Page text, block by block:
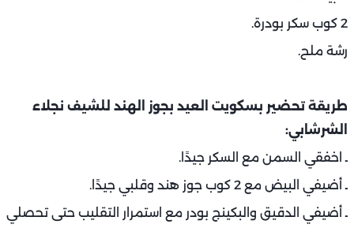
2 كوب سكر بودرة.
رشة ملح.
طريقة تحضير بسكويت العيد بجوز الهند للشيف نجلاء
الشرشابي:
ـ اخفقي السمن مع السكر جيدًا.
ـ أضيفي البيض مع 2 كوب جوز هند وقلبي جيدًا.
ـ أضيفي الدقيق والبكينج بودر مع استمرار التقليب حتى تحصلي